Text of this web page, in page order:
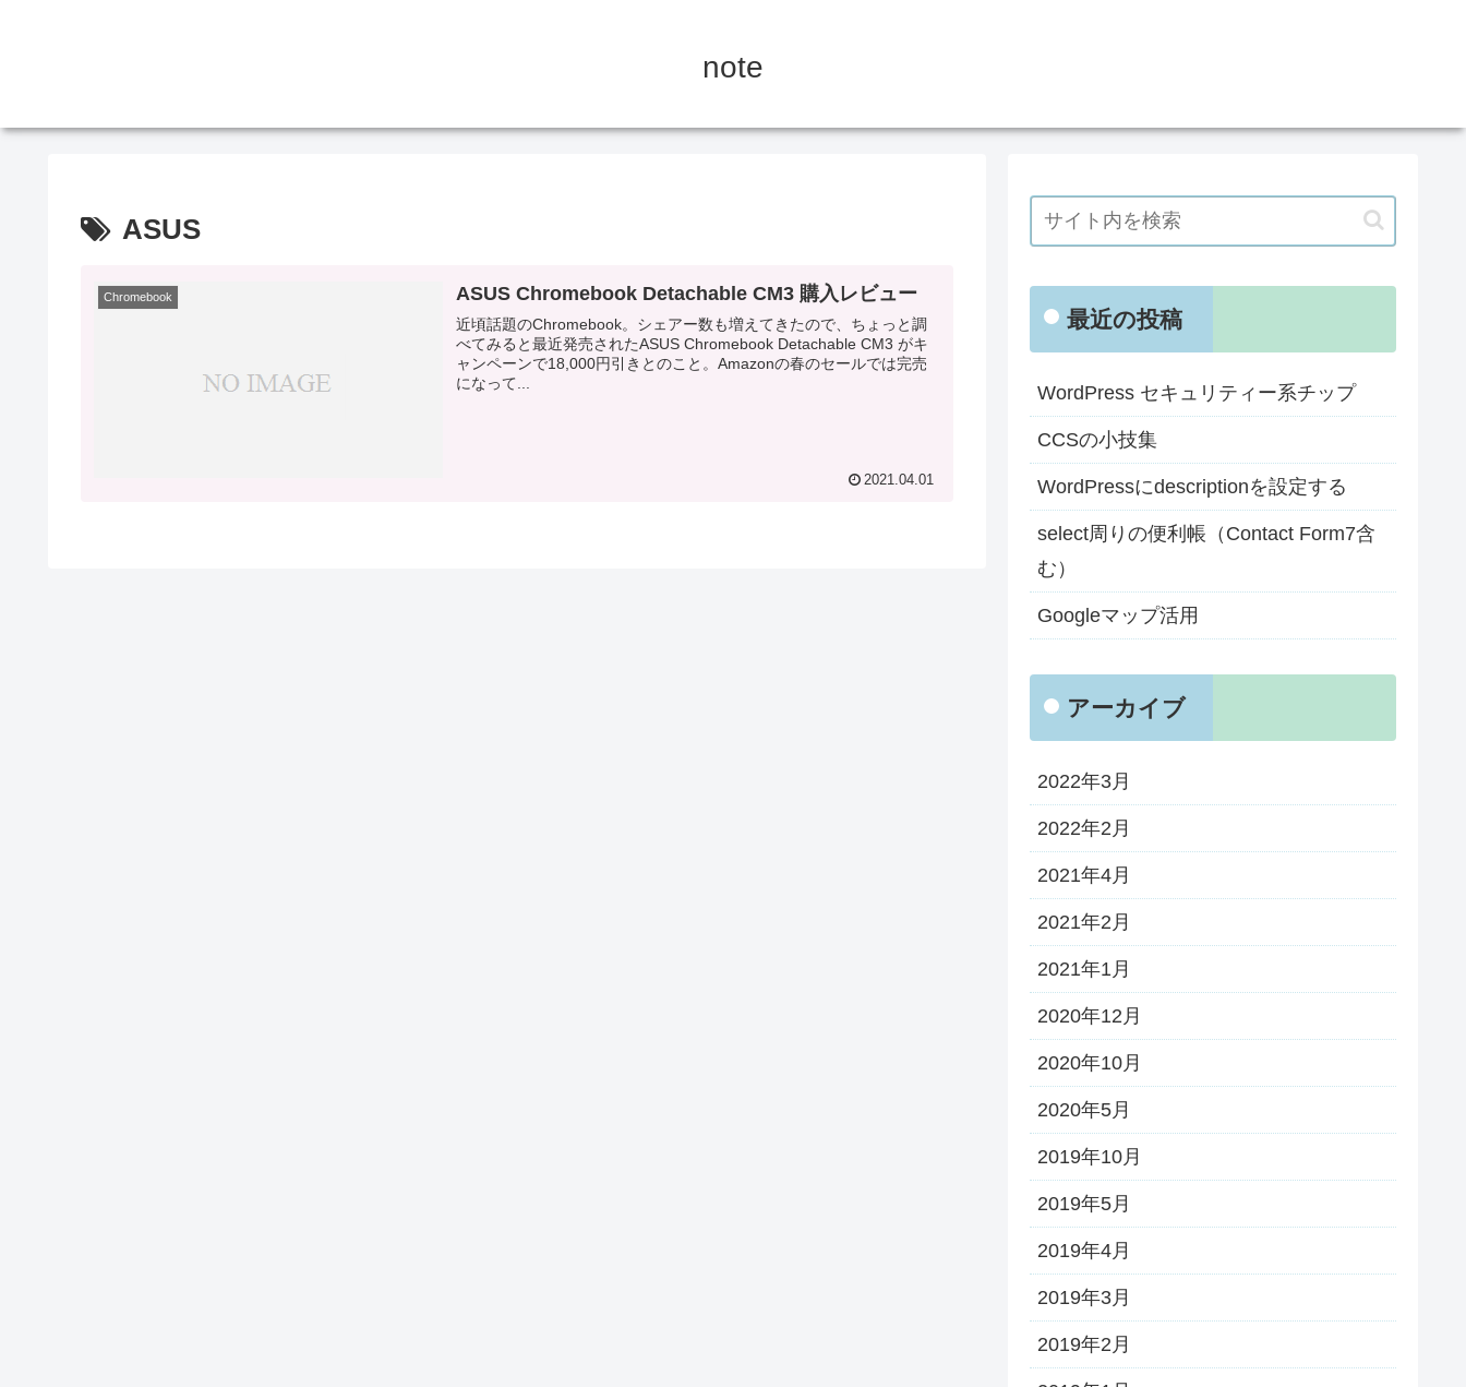
note
ASUS
Chromebook ASUS Chromebook Detachable CM3 購入レビュー
近頃話題のChromebook。シェアー数も増えてきたので、ちょっと調
べてみると最近発売されたASUS Chromebook Detachable CM3 がキ
ャンペーンで18,000円引きとのこと。Amazonの春のセールでは完売
になって...
2021.04.01
最近の投稿
WordPress セキュリティー系チップ
CCSの小技集
WordPressにdescriptionを設定する
select周りの便利帳（Contact Form7含
む）
Googleマップ活用
アーカイブ
2022年3月
2022年2月
2021年4月
2021年2月
2021年1月
2020年12月
2020年10月
2020年5月
2019年10月
2019年5月
2019年4月
2019年3月
2019年2月